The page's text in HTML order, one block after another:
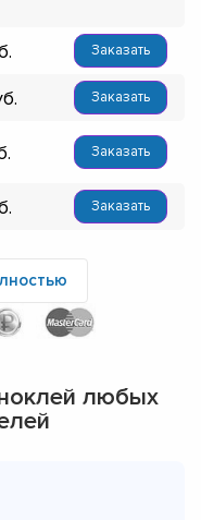
Заказать
Заказать
Заказать
Заказать
любых